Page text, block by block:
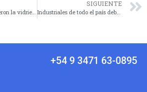
Dos jóvenes rompieron la vidriera de un comercio en Lavalle al 800 y huyeron con mercadería
SIGUIENTE
Industriales de todo el país debatieron en Cañada la crisis y el futuro del mueble argentino
+54 9 3471 63-0895